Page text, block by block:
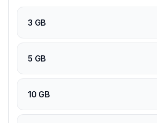
3 GB
5 GB
10 GB